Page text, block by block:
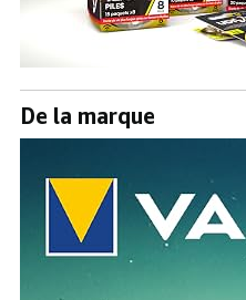
De la marque